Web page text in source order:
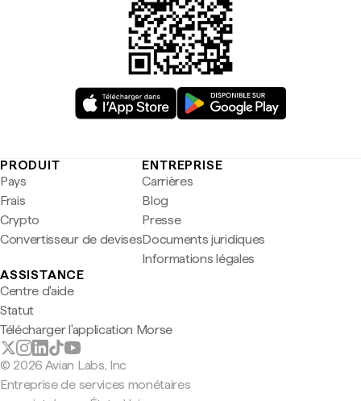
PRODUIT
Pays
Frais
Crypto
Convertisseur de devises
ENTREPRISE
Carrières
Blog
Presse
Documents juridiques
Informations légales
ASSISTANCE
Centre d'aide
Statut
Télécharger l'application Morse
© 2026 Avian Labs, Inc
Entreprise de services monétaires